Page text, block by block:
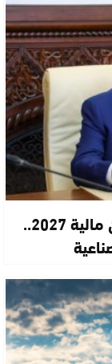
أخنوش يكشف مرتكزات مشروع قانون مالية 2027..